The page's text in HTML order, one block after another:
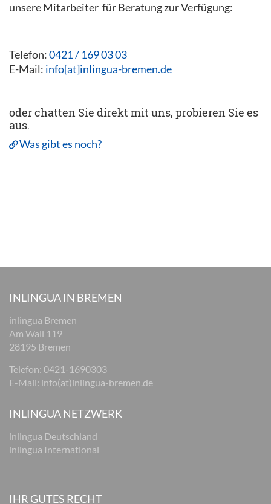
unsere Mitarbeiter für Beratung zur Verfügung:
Telefon:0421 / 169 03 03
E-Mail: info[at]inlingua-bremen.de
oder chatten Sie direkt mit uns, probieren Sie es
aus.
Was gibt es noch?
INLINGUA IN BREMEN
inlingua Bremen
Am Wall 119
28195 Bremen
Telefon: 0421-1690303
E-Mail: info(at)inlingua-bremen.de
INLINGUA NETZWERK
inlingua Deutschland
inlingua International
IHR GUTES RECHT